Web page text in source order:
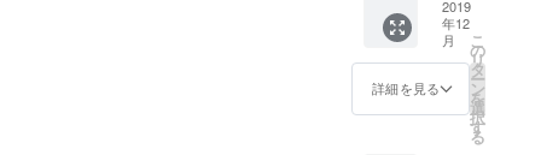
承いた
だきた
い点◎
発送
は、企
除草
剤、化
学肥
料・動
物性肥
料を使
わず、
2019
年12
月
詳細を見る
こ
の
リ
タ
ー
ン
を
選
択
す
る